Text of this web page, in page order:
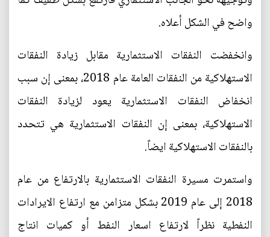
واضح في الشكل أعلاه.
وانخفضت النفقات الاستثمارية مقابل زيادة النفقات
الاستهلاكية من النفقات العامة عام 2018، بمعنى إن سبب
انخفاض النفقات الاستثمارية يعود لزيادة النفقات
الاستهلاكية، بمعنى إن النفقات الاستثمارية هي تتحدد
بالنفقات الاستهلاكية ايضاً.
واستمرت مسيرة النفقات الاستثمارية بالارتفاع من عام
2018 إلى عام 2019 بشكل متزامن مع ارتفاع الايرادات
النفطية نظراً لارتفاع اسعار النفط أو كميات انتاج